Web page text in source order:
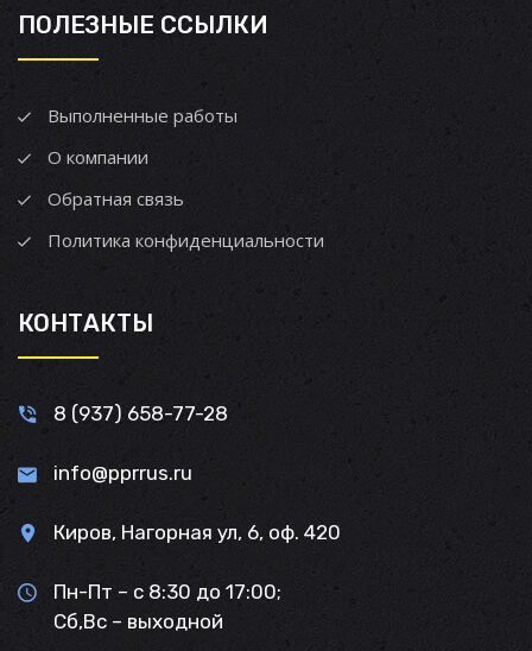
ПОЛЕЗНЫЕ ССЫЛКИ
Выполненные работы
О компании
Обратная связь
Политика конфиденциальности
КОНТАКТЫ
8 (937) 658-77-28
info@pprrus.ru
Киров, Нагорная ул, 6, оф. 420
Пн-Пт – с 8:30 до 17:00;
Сб,Вс – выходной